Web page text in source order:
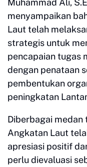
menyampaikan
Laut telah
strategis untuk
pencapaian tugas
dengan penataan
pembentukan
peningkatan
Diberbagai medan
Angkatan Laut
apresiasi positif
perlu dievaluasi